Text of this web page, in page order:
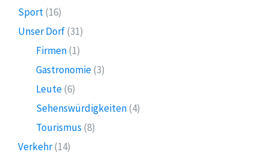
Sport(16)
Unser Dorf(31)
Firmen(1)
Gastronomie(3)
Leute(6)
Sehenswürdigkeiten(4)
Tourismus (8)
Verkehr(14)